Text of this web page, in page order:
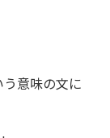
意味の文に